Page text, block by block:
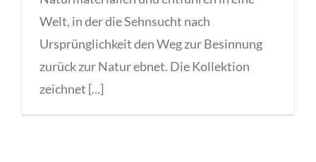
Welt, in der die Sehnsucht nach
Ursprünglichkeit den Weg zur Besinnung
zurück zur Natur ebnet. Die Kollektion
zeichnet [...]